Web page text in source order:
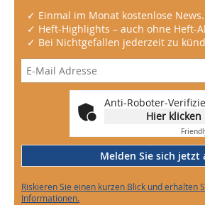
✓ Einmal im Monat kostenlose News.
✓ Heft-Highlights – auch ohne Heft-
✓ Bei Nichtgefallen jederzeit zu
Anti-Roboter-
Hier klicken
Melden Sie sich jetzt
Riskieren Sie einen kurzen Blick und erhalten
Informationen.